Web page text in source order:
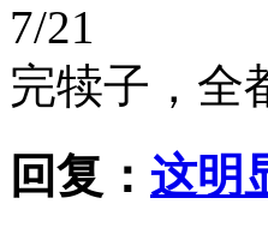
7/21
完犊子，全
回复： 这明